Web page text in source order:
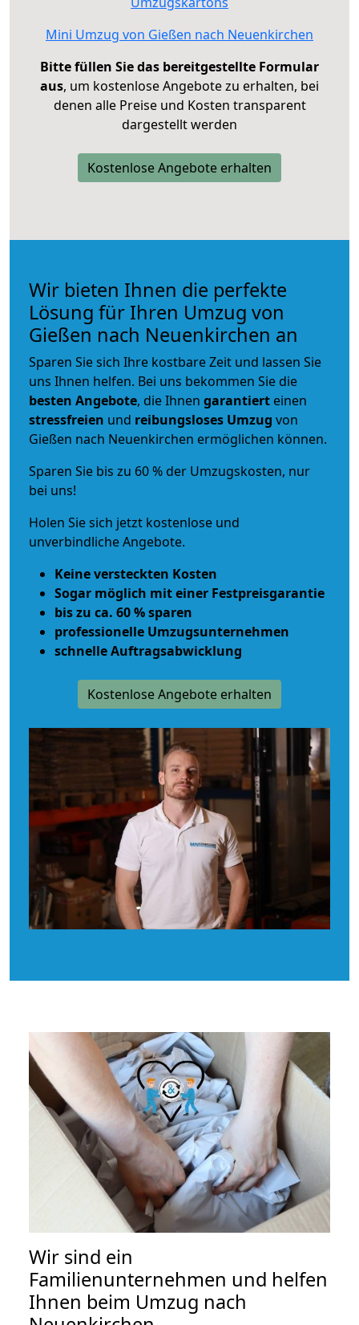
Mini Umzug von Gießen nach Neuenkirchen
Bitte füllen Sie das bereitgestellte Formular
aus, um kostenlose Angebote zu erhalten, bei
denen alle Preise und Kosten transparent
dargestellt werden
Kostenlose Angebote erhalten
Wir bieten Ihnen die perfekte
Lösung für Ihren Umzug von
Gießen nach Neuenkirchen an
Sparen Sie sich Ihre kostbare Zeit und lassen Sie
uns Ihnen helfen. Bei uns bekommen Sie die
besten Angebote, die Ihnen garantiert einen
stressfreien und reibungsloses Umzug von
Gießen nach Neuenkirchen ermöglichen können.
Sparen Sie bis zu 60 % der Umzugskosten, nur
bei uns!
Holen Sie sich jetzt kostenlose und
unverbindliche Angebote.
Keine versteckten Kosten
Sogar möglich mit einer Festpreisgarantie
bis zu ca. 60 % sparen
professionelle Umzugsunternehmen
schnelle Auftragsabwicklung
Kostenlose Angebote erhalten
Wir sind ein
Familienunternehmen und helfen
Ihnen beim Umzug nach